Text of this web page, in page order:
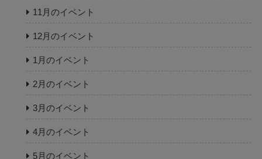
11月のイベント
12月のイベント
1月のイベント
2月のイベント
3月のイベント
4月のイベント
5月のイベント